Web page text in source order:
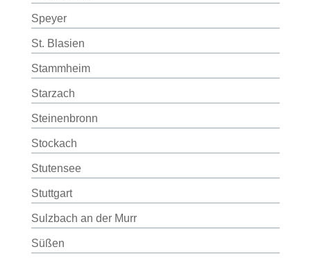
Speyer
St. Blasien
Stammheim
Starzach
Steinenbronn
Stockach
Stutensee
Stuttgart
Sulzbach an der Murr
Süßen